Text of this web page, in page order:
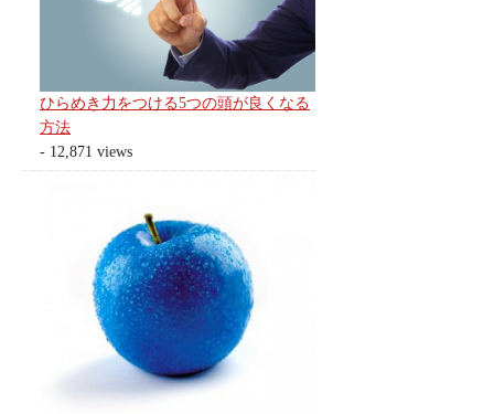
ひらめき力をつける5つの頭が良くなる
方法
- 12,871 views